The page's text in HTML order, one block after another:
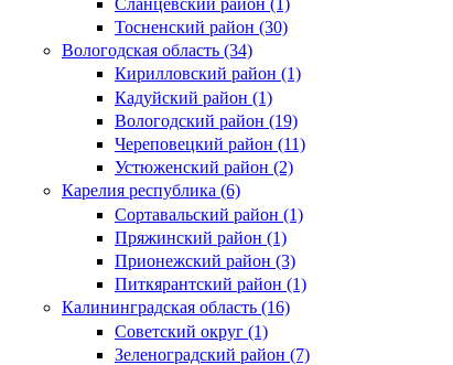
Тосненский район (30)
Вологодская область (34)
Кирилловский район (1)
Кадуйский район (1)
Вологодский район (19)
Череповецкий район (11)
Устюженский район (2)
Карелия республика (6)
Сортавальский район (1)
Пряжинский район (1)
Прионежский район (3)
Питкярантский район (1)
Калининградская область (16)
Советский округ (1)
Зеленоградский район (7)